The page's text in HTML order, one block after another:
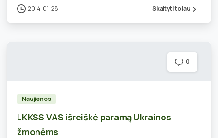
2014-01-28 Skaityti toliau
0
Naujienos
LKKSS VAS išreiškė paramą Ukrainos
žmonėms